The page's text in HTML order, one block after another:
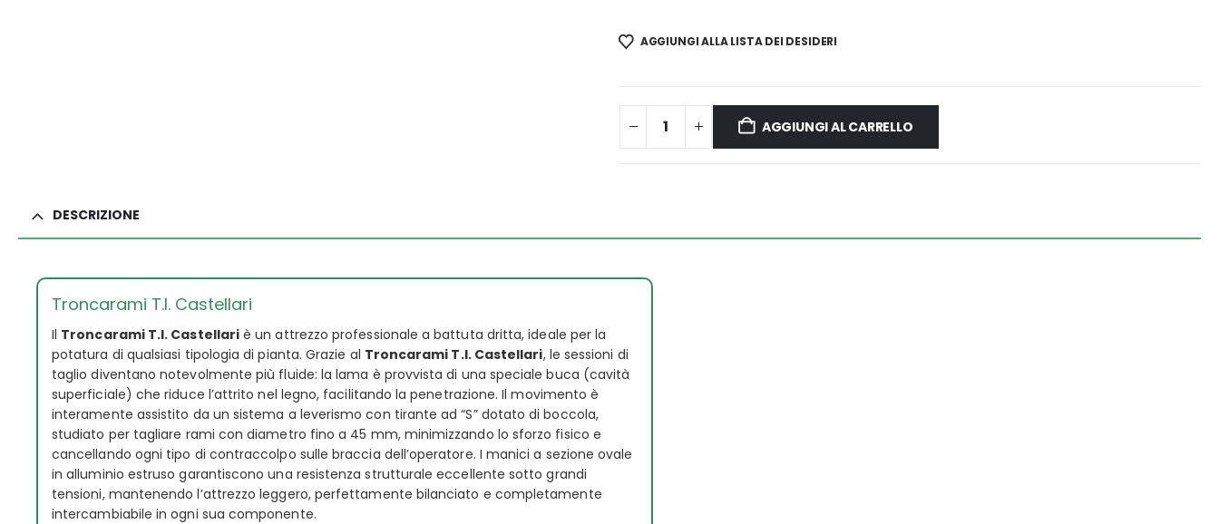
AGGIUNGI ALLA LISTA DEI DESIDERI
AGGIUNGI AL CARRELLO
DESCRIZIONE
Troncarami T.I. Castellari
Il Troncarami T.I. Castellari è un attrezzo professionale a battuta dritta, ideale per la
potatura di qualsiasi tipologia di pianta. Grazie al Troncarami T.I. Castellari, le sessioni di
taglio diventano notevolmente più fluide: la lama è provvista di una speciale buca (cavità
superficiale) che riduce l’attrito nel legno, facilitando la penetrazione. Il movimento è
interamente assistito da un sistema a leverismo con tirante ad “S” dotato di boccola,
studiato per tagliare rami con diametro fino a 45 mm, minimizzando lo sforzo fisico e
cancellando ogni tipo di contraccolpo sulle braccia dell’operatore. I manici a sezione ovale
in alluminio estruso garantiscono una resistenza strutturale eccellente sotto grandi
tensioni, mantenendo l’attrezzo leggero, perfettamente bilanciato e completamente
intercambiabile in ogni sua componente.